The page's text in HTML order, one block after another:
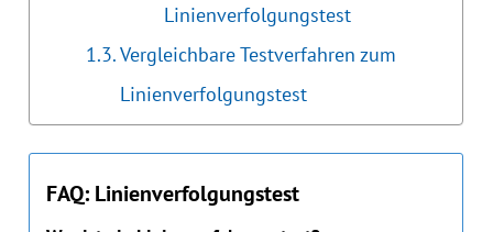
Linienverfolgungstest
Vergleichbare Testverfahren zum
Linienverfolgungstest
FAQ: Linienverfolgungstest